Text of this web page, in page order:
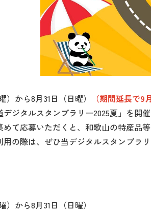
）から8月31日（日曜） （期間延長で9
デジタルスタンプラリー2025夏」を開催
て応募いただくと、和歌山の特産品等
の際は、ぜひ当デジタルスタンプラリ
）から8月31日（日曜）